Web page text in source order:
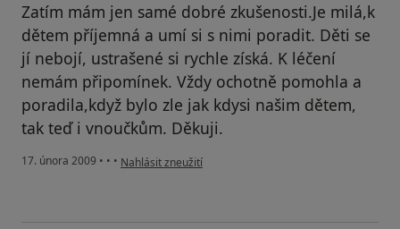
Zatím mám jen samé dobré zkušenosti.Je milá,k
dětem příjemná a umí si s nimi poradit. Děti se
jí nebojí, ustrašené si rychle získá. K léčení
nemám připomínek. Vždy ochotně pomohla a
poradila,když bylo zle jak kdysi našim dětem,
tak teď i vnoučkům. Děkuji.
17. února 2009 • • • podle názoru uživatele B.Špinar
Nahlásit zneužití